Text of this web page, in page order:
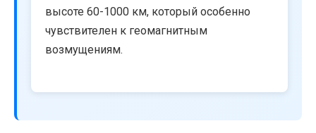
высоте 60-1000 км, который особенно
чувствителен к геомагнитным
возмущениям.